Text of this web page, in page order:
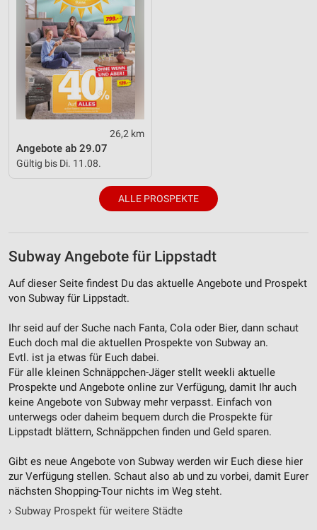
26,2 km
Angebote ab 29.07
Gültig bis Di. 11.08.
ALLE PROSPEKTE
Subway Angebote für Lippstadt
Auf dieser Seite findest Du das aktuelle Angebote und Prospekt
von Subway für Lippstadt.
Ihr seid auf der Suche nach Fanta, Cola oder Bier, dann schaut
Euch doch mal die aktuellen Prospekte von Subway an.
Evtl. ist ja etwas für Euch dabei.
Für alle kleinen Schnäppchen-Jäger stellt weekli aktuelle
Prospekte und Angebote online zur Verfügung, damit Ihr auch
keine Angebote von Subway mehr verpasst. Einfach von
unterwegs oder daheim bequem durch die Prospekte für
Lippstadt blättern, Schnäppchen finden und Geld sparen.
Gibt es neue Angebote von Subway werden wir Euch diese hier
zur Verfügung stellen. Schaut also ab und zu vorbei, damit Eurer
nächsten Shopping-Tour nichts im Weg steht.
› Subway Prospekt für weitere Städte